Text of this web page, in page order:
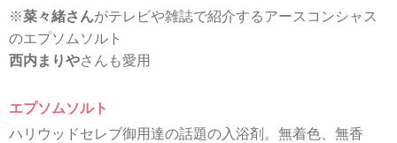
※菜々緒さんがテレビや雑誌で紹介するアースコンシャス
のエプソムソルト
西内まりやさんも愛用
エプソムソルト
ハリウッドセレブ御用達の話題の入浴剤。無着色、無香